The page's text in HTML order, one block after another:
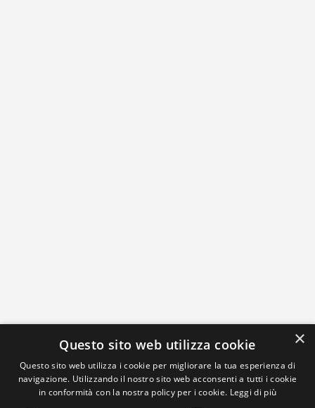
×
Questo sito web utilizza cookie
Questo sito web utilizza i cookie per migliorare la tua esperienza di
navigazione. Utilizzando il nostro sito web acconsenti a tutti i cookie
in conformità con la nostra policy per i cookie. Leggi di più